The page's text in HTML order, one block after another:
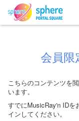
会員
こちらのコンテンツを
います。
すでにMusicRay'n IDを
インしてください。